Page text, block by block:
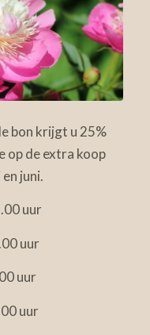
bon krijgt u 25%
op de extra koop
juni.
uur
uur
uur
uur